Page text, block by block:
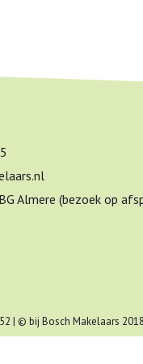
Almere (bezoek op
| © bij Bosch Makelaars 2018